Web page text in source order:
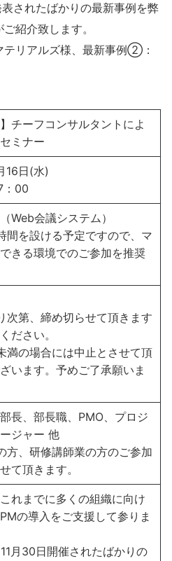
されたばかりの最新事例を弊
紹介致します。
リアルズ様、最新事例②：
】チーフコンサルタントによ
ミナー
16日(水)
：00
Web会議システム）
間を設ける予定ですので、マ
きる環境でのご参加を推奨
次第、締め切らせて頂きます
ださい。
満の場合には中止とさせて頂
います。予めご了承願いま
長、部長職、PMO、プロジ
ジャー 他
方、研修講師業の方のご参加
て頂きます。
れまでに多くの組織に向け
の導入をご支援して参りま
月30日開催されたばかりの